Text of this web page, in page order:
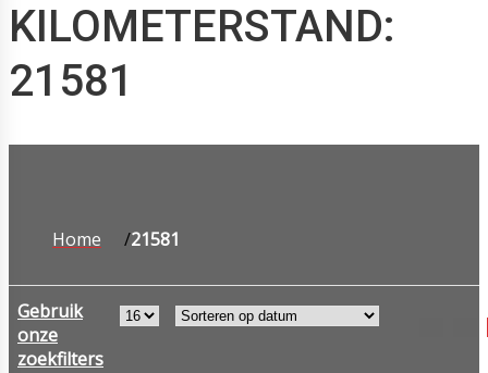
KILOMETERSTAND:
21581
Home 21581
Gebruik
onze
zoekfilters